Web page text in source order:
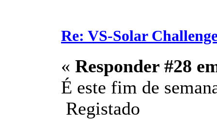
Re: VS-Solar
« Responder #28
É este fim de
Registado